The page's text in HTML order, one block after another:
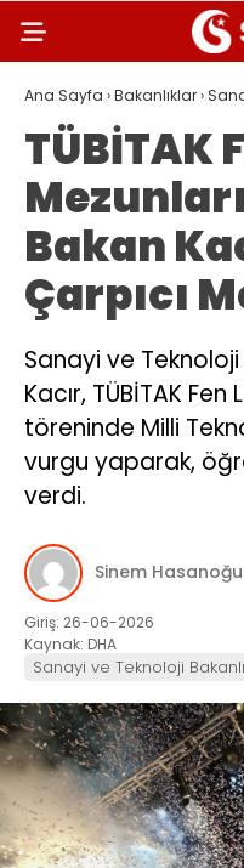
Ana Sayfa ›Bakanlıklar›
TÜBİTAK
Bakan
Çarpıcı
Sanayi ve
Kacır, TÜBİTAK
töreninde Milli
vurgu yaparak,
verdi.
Sinem
Giriş: 26-06-2026
Kaynak: DHA
Sanayi ve Teknoloji